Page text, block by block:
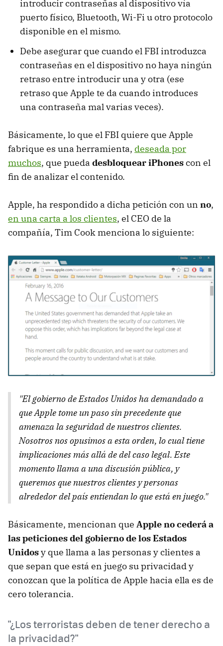
introducir contraseñas al dispositivo vía
puerto físico, Bluetooth, Wi-Fi u otro protocolo
disponible en el mismo.
Debe asegurar que cuando el FBI introduzca
contraseñas en el dispositivo no haya ningún
retraso entre introducir una y otra (ese
retraso que Apple te da cuando introduces
una contraseña mal varias veces).
Básicamente, lo que el FBI quiere que Apple
fabrique es una herramienta, deseada por
muchos, que pueda desbloquear iPhonescon el
fin de analizar el contenido.
Apple, ha respondido a dicha petición con un no,
en una carta a los clientes, el CEO de la
compañía, Tim Cook menciona lo siguiente:
"El gobierno de Estados Unidos ha demandado a
que Apple tome un paso sin precedente que
amenaza la seguridad de nuestros clientes.
Nosotros nos opusimos a esta orden, lo cual tiene
implicaciones más allá de del caso legal. Este
momento llama a una discusión pública, y
queremos que nuestros clientes y personas
alrededor del país entiendan lo que está en juego."
Básicamente, mencionan que Apple no cederá a
las peticiones del gobierno de los Estados
Unidosy que llama a las personas y clientes a
que sepan que está en juego su privacidad y
conozcan que la política de Apple hacia ella es de
cero tolerancia.
"¿Los terroristas deben de tener derecho a
la privacidad?"